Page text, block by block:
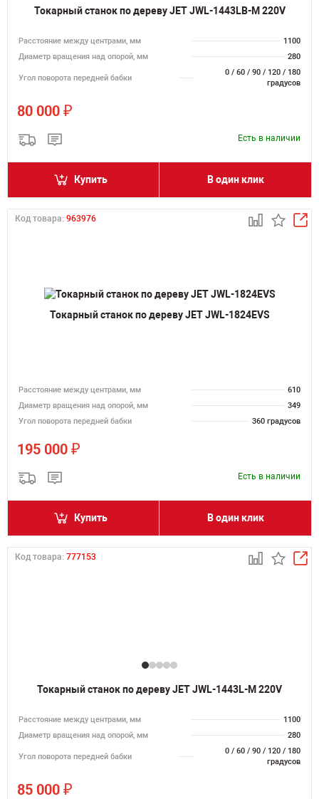
Токарный станок по дереву JET JWL-1443LB-M 220V
Расстояние между центрами, мм
1100
Диаметр вращения над опорой, мм
280
Угол поворота передней бабки
0 / 60 / 90 / 120 / 180
градусов
80 000 ₽
Есть в наличии
Купить В один клик
Код товара: 963976
Токарный станок по дереву JET JWL-1824EVS
Расстояние между центрами, мм
610
Диаметр вращения над опорой, мм
349
Угол поворота передней бабки
360 градусов
195 000 ₽
Есть в наличии
Купить В один клик
Код товара: 777153
Токарный станок по дереву JET JWL-1443L-M 220V
Расстояние между центрами, мм
1100
Диаметр вращения над опорой, мм
280
Угол поворота передней бабки
0 / 60 / 90 / 120 / 180
градусов
85 000 ₽